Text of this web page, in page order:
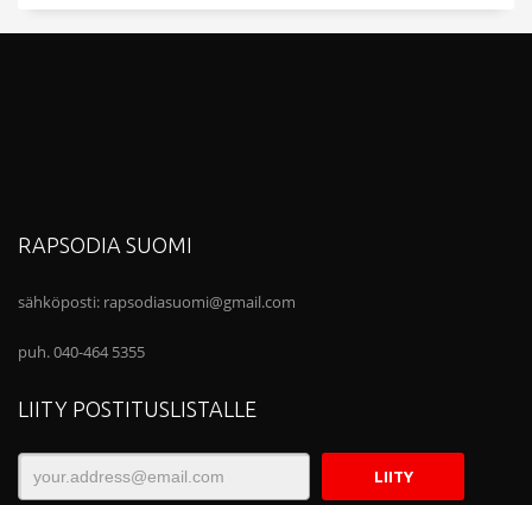
RAPSODIA SUOMI
sähköposti: rapsodiasuomi@gmail.com
puh. 040-464 5355
LIITY POSTITUSLISTALLE